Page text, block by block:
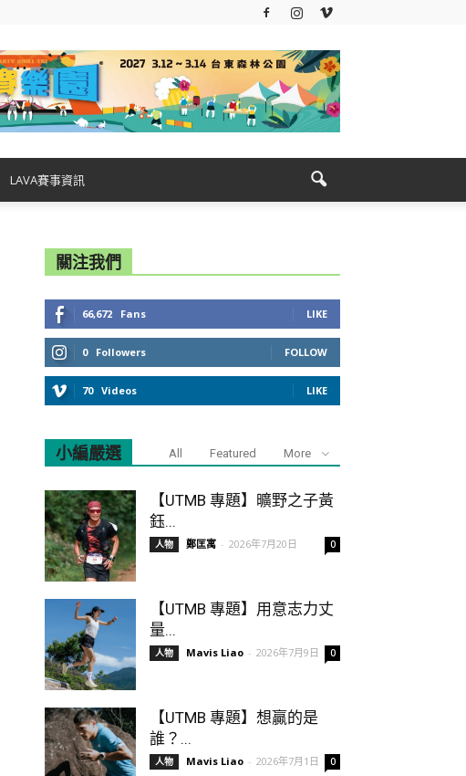
LAVA賽事資訊
關注我們
66,672 Fans LIKE
0 Followers FOLLOW
70 Videos LIKE
小編嚴選 All Featured More
【UTMB 專題】曠野之子黃
鈺...
人物 鄭匡寓 - 2026年7月20日 0
【UTMB 專題】用意志力丈
量...
人物 Mavis Liao - 2026年7月9日 0
【UTMB 專題】想贏的是
誰？...
人物 Mavis Liao - 2026年7月1日 0